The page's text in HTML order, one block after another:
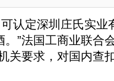
定深圳庄氏实业
”法国工商业联合
关要求，对国内查